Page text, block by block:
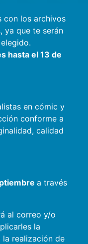
con los archivos
ya que te serán
hasta el 13 de
en cómic y
conforme a
calidad
a través
al correo y/o
la
realización de